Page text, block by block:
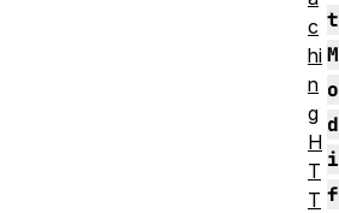
t
M
o
d
i
f
c
hi
n
g
H
T
T